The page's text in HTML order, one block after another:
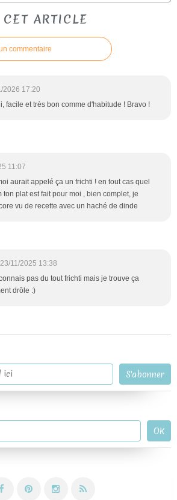
ARTICLE
commentaire
2026 17:20
facile et très bon comme d'habitude ! Bravo !
11:07
aurait appelé ça un frichti ! en tout cas quel
ton plat est fait pour moi , bien complet, je
vu de recette avec un haché de dinde
23/11/2025 13:38
pas du tout frichti mais je trouve ça
drôle :)